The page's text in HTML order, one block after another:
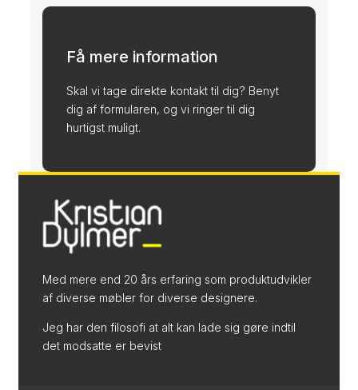
Få mere information
Skal vi tage direkte kontakt til dig? Benyt
dig af formularen, og vi ringer til dig
hurtigst muligt.
Med mere end 20 års erfaring som produktudvikler
af diverse møbler for diverse designere.
Jeg har den filosofi at alt kan lade sig gøre indtil
det modsatte er bevist